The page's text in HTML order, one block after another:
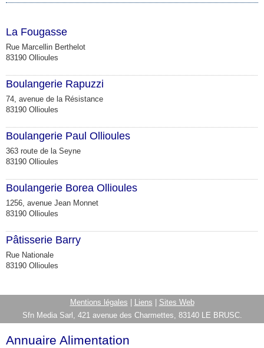
La Fougasse
Rue Marcellin Berthelot
83190 Ollioules
Boulangerie Rapuzzi
74, avenue de la Résistance
83190 Ollioules
Boulangerie Paul Ollioules
363 route de la Seyne
83190 Ollioules
Boulangerie Borea Ollioules
1256, avenue Jean Monnet
83190 Ollioules
Pâtisserie Barry
Rue Nationale
83190 Ollioules
Mentions légales Liens
Sites Web
Sfn Media Sarl, 421 avenue des Charmettes, 83140 LE BRUSC.
Annuaire Alimentation